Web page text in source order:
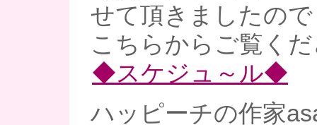
せて頂きましたので
こちらからご覧く
◆スケジュ～ル◆
ハッピーチの作家